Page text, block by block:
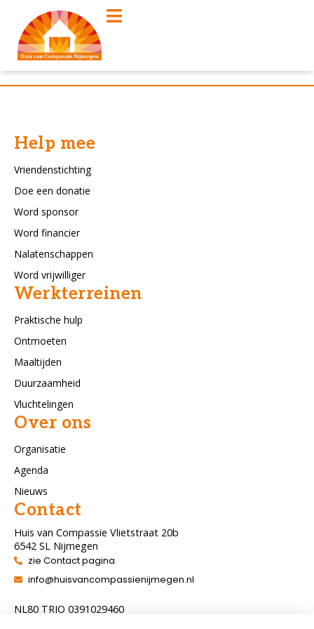
Help mee
Vriendenstichting
Doe een donatie
Word sponsor
Word financier
Nalatenschappen
Word vrijwilliger
Werkterreinen
Praktische hulp
Ontmoeten
Maaltijden
Duurzaamheid
Vluchtelingen
Over ons
Organisatie
Agenda
Nieuws
Contact
Huis van Compassie Vlietstraat 20b
6542 SL Nijmegen
zie Contact pagina
info@huisvancompassienijmegen.nl
NL80 TRIO 0391029460